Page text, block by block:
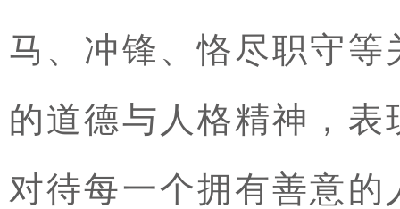
马、冲锋、恪尽职守
的道德与人格精神，
对待每一个拥有善意